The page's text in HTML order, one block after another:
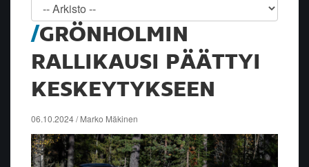
GRÖNHOLMIN
RALLIKAUSI PÄÄTTYI
KESKEYTYKSEEN
06.10.2024 / Marko Mäkinen